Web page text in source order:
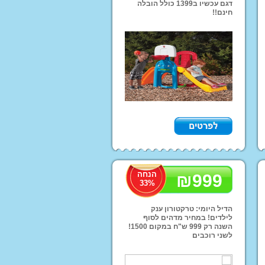
ממונע לילדים
יוקרה ממונעים
שטח לילדים
פג פראגו
חשמליים
אמבט ובטיחות
וילדים
החתלה
ושולחן לילדים
לחדרי ילדים
דגם עכשיו ב1399 כולל הובלה
חינם!!
₪999
הנחה
33%
הדיל היומי: טרקטורון ענק
לילדים! במחיר מדהים לסוף
השנה רק 999 ש"ח במקום 1500!
לשני רוכבים